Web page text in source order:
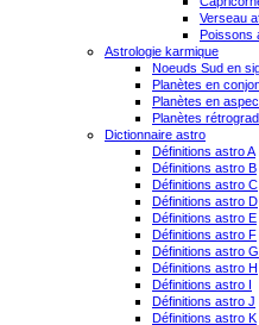
Verseau
Poissons
Astrologie karmique
Noeuds Sud en
Planètes en
Planètes en
Planètes
Dictionnaire astro
Définitions astro A
Définitions astro B
Définitions astro C
Définitions astro D
Définitions astro E
Définitions astro F
Définitions astro G
Définitions astro H
Définitions astro I
Définitions astro J
Définitions astro K